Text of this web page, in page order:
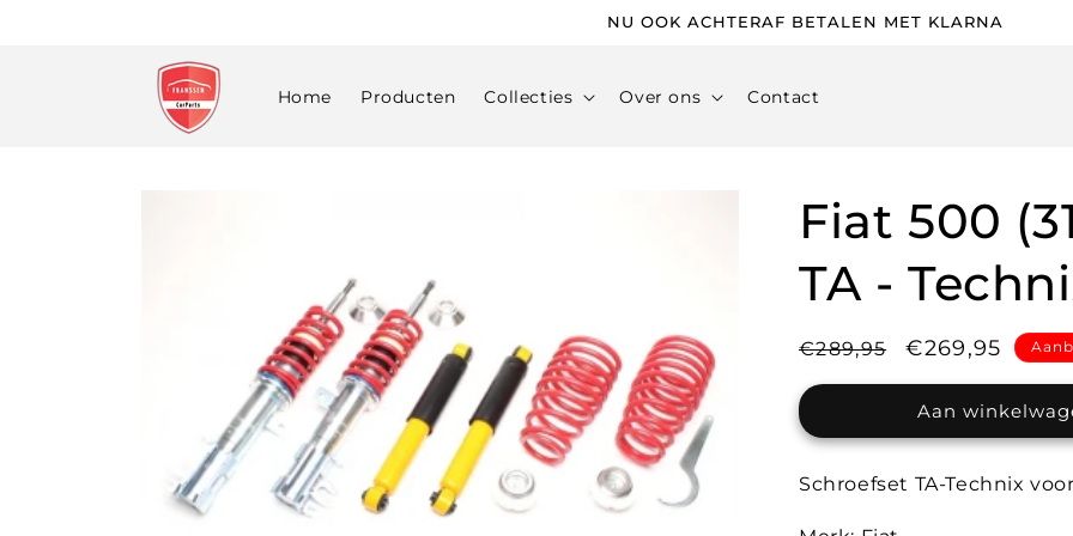
NU OOK ACHTERAF BETALEN MET KLARNA
Home Producten Collecties Over ons Contact
Fiat 500
TA -
Normale
prijs
€289,95 €269,95
Aan
Schroefset TA-Technix